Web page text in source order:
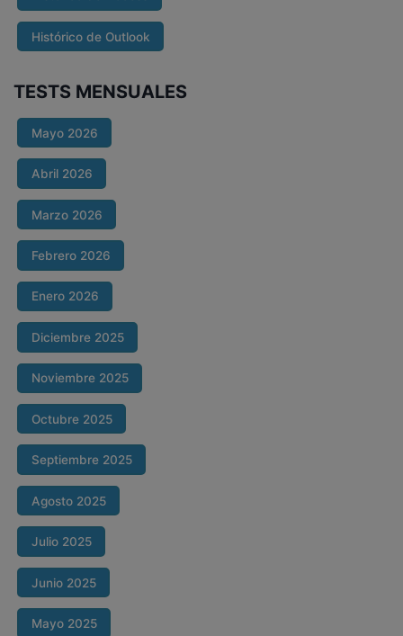
Histórico de Outlook
TESTS MENSUALES
Mayo 2026
Abril 2026
Marzo 2026
Febrero 2026
Enero 2026
Diciembre 2025
Noviembre 2025
Octubre 2025
Septiembre 2025
Agosto 2025
Julio 2025
Junio 2025
Mayo 2025